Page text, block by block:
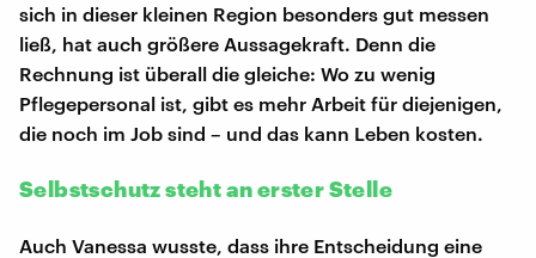
sich in dieser kleinen Region besonders gut messen
ließ, hat auch größere Aussagekraft. Denn die
Rechnung ist überall die gleiche: Wo zu wenig
Pflegepersonal ist, gibt es mehr Arbeit für diejenigen,
die noch im Job sind – und das kann Leben kosten.
Selbstschutz steht an erster Stelle
Auch Vanessa wusste, dass ihre Entscheidung eine